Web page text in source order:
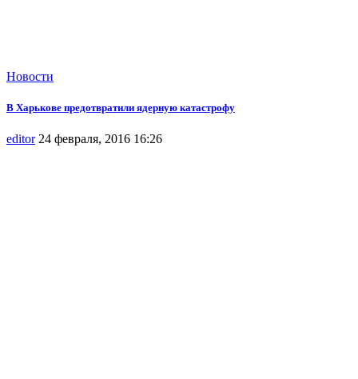
Новости
В Харькове предотвратили ядерную катастрофу
editor 24 февраля, 2016 16:26